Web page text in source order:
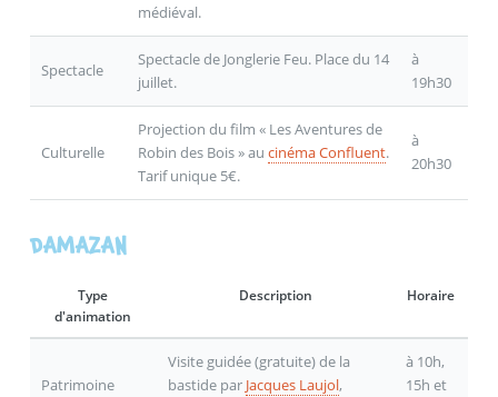
médiéval.
Spectacle
Spectacle de Jonglerie Feu. Place du 14
juillet.
à
19h30
Culturelle
Projection du film « Les Aventures de
Robin des Bois » au cinéma Confluent.
Tarif unique 5€.
à
20h30
DAMAZAN
Type
d'animation
Description Horaire
Patrimoine
Visite guidée (gratuite) de la
bastide par Jacques Laujol,
à 10h,
15h et